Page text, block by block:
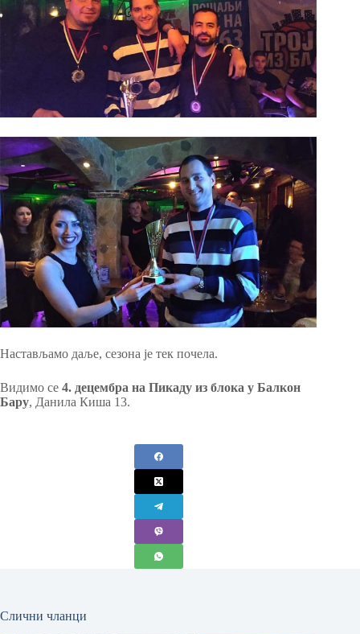
Настављамо даље, сезона је тек почела.
Видимо се 4. децембра на Пикаду из блока у Балкон
Бару, Данила Киша 13.
Слични чланци